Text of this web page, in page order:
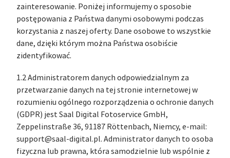
zainteresowanie. Poniżej informujemy o sposobie
postępowania z Państwa danymi osobowymi podczas
korzystania z naszej oferty. Dane osobowe to wszystkie
dane, dzięki którym można Państwa osobiście
zidentyfikować.
1.2 Administratorem danych odpowiedzialnym za
przetwarzanie danych na tej stronie internetowej w
rozumieniu ogólnego rozporządzenia o ochronie danych
(GDPR) jest Saal Digital Fotoservice GmbH,
Zeppelinstraße 36, 91187 Röttenbach, Niemcy, e-mail:
support@saal-digital.pl. Administrator danych to osoba
fizyczna lub prawna, która samodzielnie lub wspólnie z